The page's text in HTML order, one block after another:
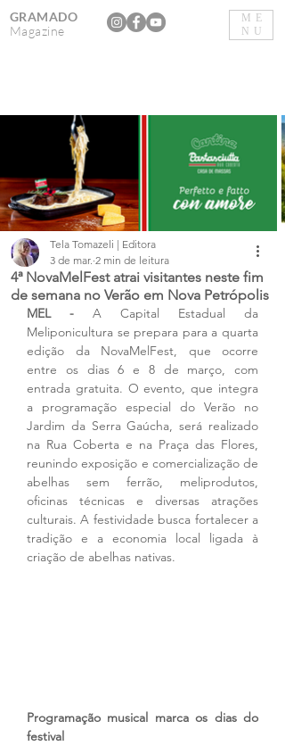
ME
NU
GRAMADO
Magazine
4ª NovaMelFest atrai visitantes neste fim
de semana no Verão em Nova Petrópolis
Tela Tomazeli | Editora
3 de mar. 2 min de leitura
MEL - A Capital Estadual da
Meliponicultura se prepara para a quarta
edição da NovaMelFest, que ocorre
entre os dias 6 e 8 de março, com
entrada gratuita. O evento, que integra
a programação especial do Verão no
Jardim da Serra Gaúcha, será realizado
na Rua Coberta e na Praça das Flores,
reunindo exposição e comercialização de
abelhas sem ferrão, meliprodutos,
oficinas técnicas e diversas atrações
culturais. A festividade busca fortalecer a
tradição e a economia local ligada à
criação de abelhas nativas.
Programação musical marca os dias do
festival